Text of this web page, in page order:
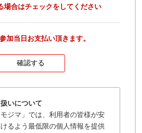
場合はチェックをしてください
加当日お支払い頂きます。
いについて
ジマ」では、利用者の皆様が安
るよう最低限の個人情報を提供